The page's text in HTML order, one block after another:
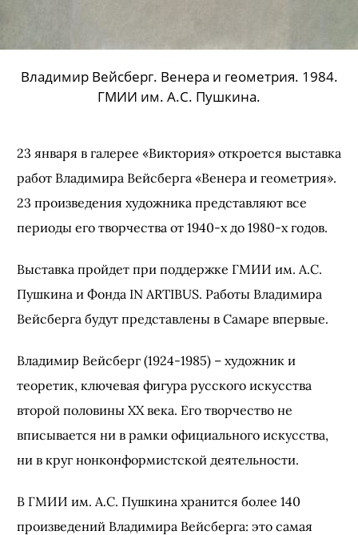
Владимир Вейсберг. Венера и геометрия. 1984.
ГМИИ им. А.С. Пушкина.
23 января в галерее «Виктория» откроется выставка
работ Владимира Вейсберга «Венера и геометрия».
23 произведения художника представляют все
периоды его творчества от 1940-х до 1980-х годов.
Выставка пройдет при поддержке ГМИИ им. А.С.
Пушкина и Фонда IN ARTIBUS. Работы Владимира
Вейсберга будут представлены в Самаре впервые.
Владимир Вейсберг (1924-1985) – художник и
теоретик, ключевая фигура русского искусства
второй половины ХХ века. Его творчество не
вписывается ни в рамки официального искусства,
ни в круг нонконформистской деятельности.
В ГМИИ им. А.С. Пушкина хранится более 140
произведений Владимира Вейсберга: это самая